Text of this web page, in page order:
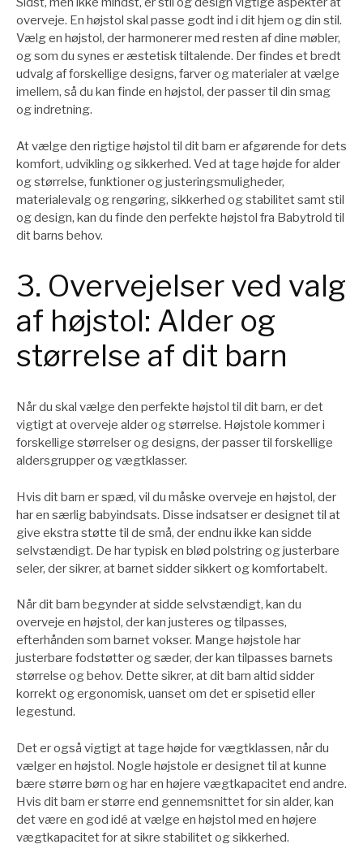
overveje. En højstol skal passe godt ind i dit hjem og din stil.
Vælg en højstol, der harmonerer med resten af dine møbler,
og som du synes er æstetisk tiltalende. Der findes et bredt
udvalg af forskellige designs, farver og materialer at vælge
imellem, så du kan finde en højstol, der passer til din smag
og indretning.
At vælge den rigtige højstol til dit barn er afgørende for dets
komfort, udvikling og sikkerhed. Ved at tage højde for alder
og størrelse, funktioner og justeringsmuligheder,
materialevalg og rengøring, sikkerhed og stabilitet samt stil
og design, kan du finde den perfekte højstol fra Babytrold til
dit barns behov.
3. Overvejelser ved valg
af højstol: Alder og
størrelse af dit barn
Når du skal vælge den perfekte højstol til dit barn, er det
vigtigt at overveje alder og størrelse. Højstole kommer i
forskellige størrelser og designs, der passer til forskellige
aldersgrupper og vægtklasser.
Hvis dit barn er spæd, vil du måske overveje en højstol, der
har en særlig babyindsats. Disse indsatser er designet til at
give ekstra støtte til de små, der endnu ikke kan sidde
selvstændigt. De har typisk en blød polstring og justerbare
seler, der sikrer, at barnet sidder sikkert og komfortabelt.
Når dit barn begynder at sidde selvstændigt, kan du
overveje en højstol, der kan justeres og tilpasses,
efterhånden som barnet vokser. Mange højstole har
justerbare fodstøtter og sæder, der kan tilpasses barnets
størrelse og behov. Dette sikrer, at dit barn altid sidder
korrekt og ergonomisk, uanset om det er spisetid eller
legestund.
Det er også vigtigt at tage højde for vægtklassen, når du
vælger en højstol. Nogle højstole er designet til at kunne
bære større børn og har en højere vægtkapacitet end andre.
Hvis dit barn er større end gennemsnittet for sin alder, kan
det være en god idé at vælge en højstol med en højere
vægtkapacitet for at sikre stabilitet og sikkerhed.